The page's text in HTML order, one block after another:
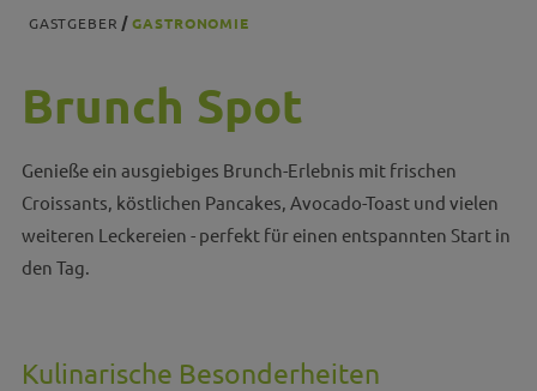
GASTGEBER GASTRONOMIE
Brunch Spot
Genieße ein ausgiebiges Brunch-Erlebnis mit frischen
Croissants, köstlichen Pancakes, Avocado-Toast und vielen
weiteren Leckereien - perfekt für einen entspannten Start in
den Tag.
Kulinarische Besonderheiten